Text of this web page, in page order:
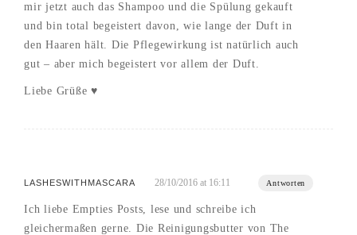
mir jetzt auch das Shampoo und die Spülung gekauft
und bin total begeistert davon, wie lange der Duft in
den Haaren hält. Die Pflegewirkung ist natürlich auch
gut – aber mich begeistert vor allem der Duft.
Liebe Grüße ♥
LASHESWITHMASCARA 28/10/2016 at 16:11 Antworten
Ich liebe Empties Posts, lese und schreibe ich
gleichermaßen gerne. Die Reinigungsbutter von The